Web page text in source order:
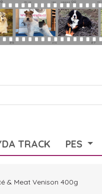
TRACK PES
& Meat Venison 400g